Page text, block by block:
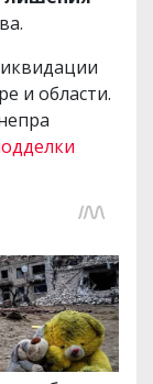
и области.